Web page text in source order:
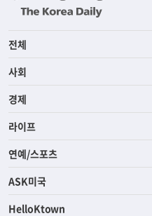
전체
사회
경제
라이프
연예/스포츠
ASK미국
HelloKtown